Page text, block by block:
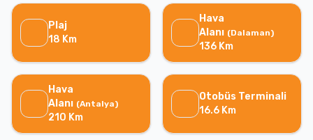
Plaj
18 Km
Hava
Alanı (Dalaman)
136 Km
Hava
Alanı (Antalya)
210 Km
Otobüs Terminali
16.6 Km